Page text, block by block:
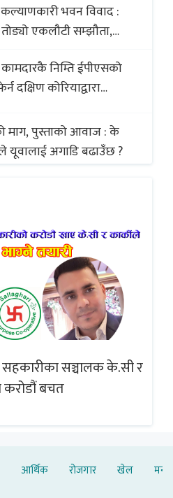
भवन विवाद :
एकलौटी सम्झौता,
निम्ति ईपीएसको
दक्षिण कोरियाद्वारा
माग, पुस्ताको आवाज : के
यूवालाई अगाडि बढाउँछ ?
सञ्चालक के.सी र
बचत
आर्थिक रोजगार खेल